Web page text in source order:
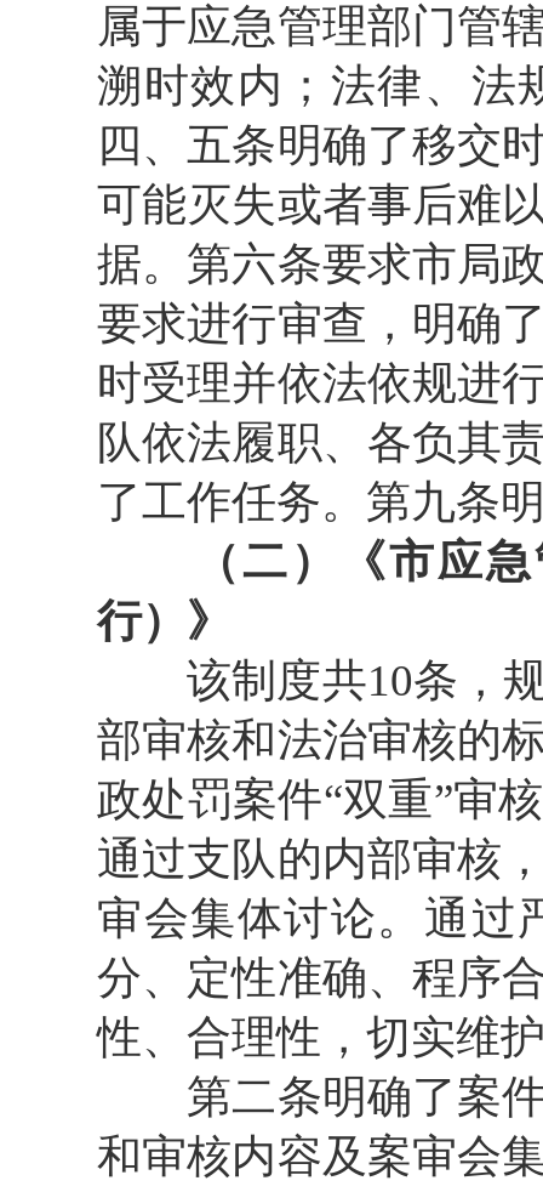
属于应急管理部门管
溯时效内；法律、法
四、五条明确了移交
可能灭失或者事后难
据。第六条要求市局
要求进行审查，明确
时受理并依法依规进
队依法履职、各负其
了工作任务。第九条
（二）《市应
行）》
该制度共10条，规
部审核和法治审核的
政处罚案件“双重”审
通过支队的内部审核
审会集体讨论。通过
分、定性准确、程序
性、合理性，切实维
第二条明确了案件
和审核内容及案审会